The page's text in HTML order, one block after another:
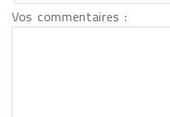
Vos commentaires :